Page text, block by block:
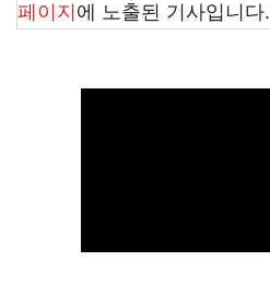
페이지 에 노출된 기사입니다.